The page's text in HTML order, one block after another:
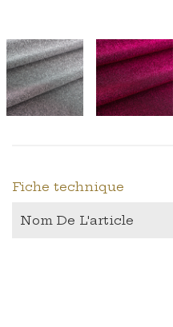
Fiche technique
Nom De L'article